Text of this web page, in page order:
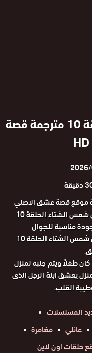
مسلسل شمس الشتاء الحلقة 10 مترجمة قصة
الحلقة 10 مترجمة موقع قصة عشق الاصلي
مشاهدة وتحميل حصريا المسلسل التركي شمس الشتاء الحلقة 10
مناسبة للجوال
1080P+720P+480P+360P مسلسل شمس الشتاء الحلقة 10
طفلاً ويتم جلبه لمنزل
يعشق ابنة الرجل الذى
القلب.
المسلسلات
عائلي
مغامرة
حلقات اون لاين